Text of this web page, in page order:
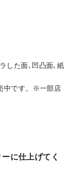
した面､凹凸面､紙
中です。※一部店
に仕上げてく